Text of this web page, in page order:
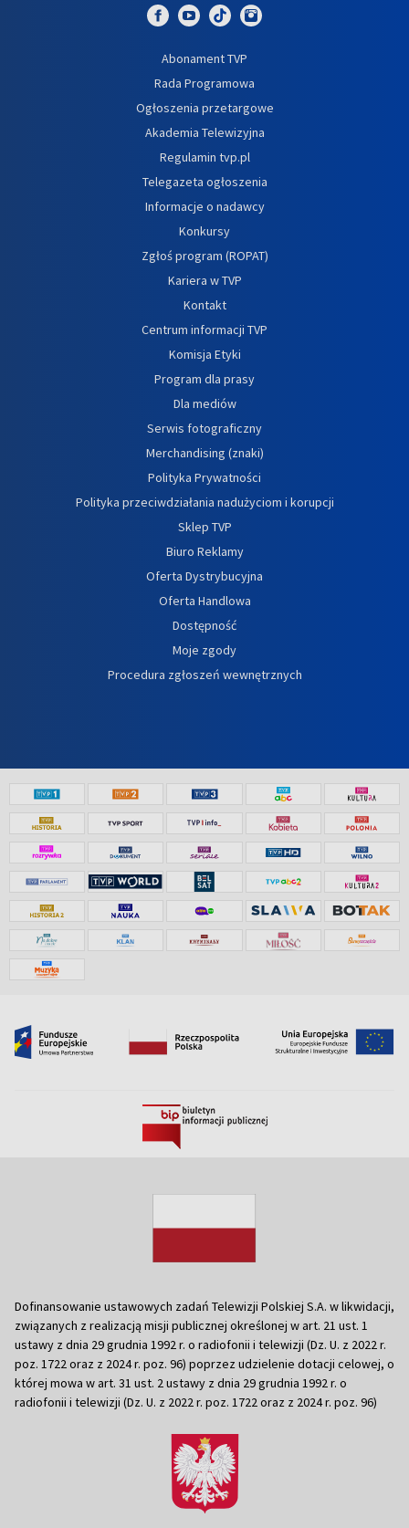
Abonament TVP
Rada Programowa
Ogłoszenia przetargowe
Akademia Telewizyjna
Regulamin tvp.pl
Telegazeta ogłoszenia
Informacje o nadawcy
Konkursy
Zgłoś program (ROPAT)
Kariera w TVP
Kontakt
Centrum informacji TVP
Komisja Etyki
Program dla prasy
Dla mediów
Serwis fotograficzny
Merchandising (znaki)
Polityka Prywatności
Polityka przeciwdziałania nadużyciom i korupcji
Sklep TVP
Biuro Reklamy
Oferta Dystrybucyjna
Oferta Handlowa
Dostępność
Moje zgody
Procedura zgłoszeń wewnętrznych
Dofinansowanie ustawowych zadań Telewizji Polskiej S.A. w likwidacji,
związanych z realizacją misji publicznej określonej w art. 21 ust. 1
ustawy z dnia 29 grudnia 1992 r. o radiofonii i telewizji (Dz. U. z 2022 r.
poz. 1722 oraz z 2024 r. poz. 96) poprzez udzielenie dotacji celowej, o
której mowa w art. 31 ust. 2 ustawy z dnia 29 grudnia 1992 r. o
radiofonii i telewizji (Dz. U. z 2022 r. poz. 1722 oraz z 2024 r. poz. 96)